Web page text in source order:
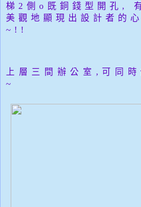
梯2側o既銅錢型開孔,
美觀地顯現出設計者的
~!!
上層三間辦公室, 可同
~